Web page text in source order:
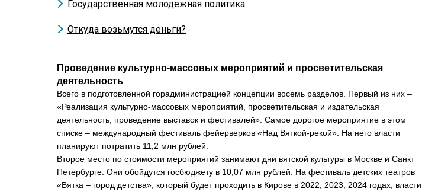
Государственная молодежная политика
Откуда возьмутся деньги?
Проведение культурно-массовых мероприятий и просветительская
деятельность
Всего в подготовленной горадминистрацией концепции восемь разделов. Первый из них –
«Реализация культурно-массовых мероприятий, просветительская и издательская
деятельность, проведение выставок и фестивалей». Самое дорогое мероприятие в этом
списке – международный фестиваль фейерверков «Над Вяткой-рекой». На него власти
планируют потратить 11,2 млн рублей.
Второе место по стоимости мероприятий занимают дни вятской культуры в Москве и Санкт
Петербурге. Они обойдутся госбюджету в 10,07 млн рублей. На фестиваль детских театров
«Вятка – город детства», который будет проходить в Кирове в 2022, 2023, 2024 годах, власти